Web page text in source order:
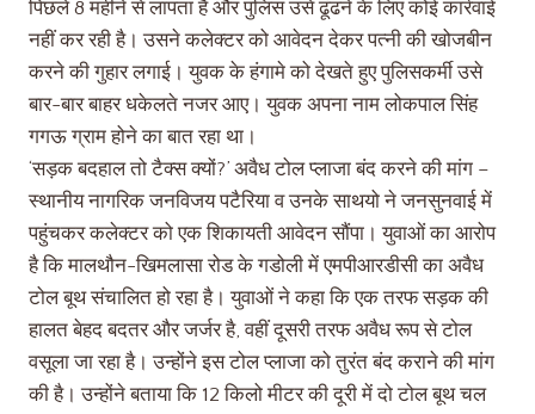
पिछले 8 महीने से लापता है और पुलिस उसे ढूंढने के लिए कोई कार्रवाई
नहीं कर रही है। उसने कलेक्टर को आवेदन देकर पत्नी की खोजबीन
करने की गुहार लगाई। युवक के हंगामे को देखते हुए पुलिसकर्मी उसे
बार-बार बाहर धकेलते नजर आए। युवक अपना नाम लोकपाल सिंह
गगऊ ग्राम होने का बात रहा था।
‘सड़क बदहाल तो टैक्स क्यों?’ अवैध टोल प्लाजा बंद करने की मांग –
स्थानीय नागरिक जनविजय पटैरिया व उनके साथयो ने जनसुनवाई में
पहुंचकर कलेक्टर को एक शिकायती आवेदन सौंपा। युवाओं का आरोप
है कि मालथौन-खिमलासा रोड के गडोली में एमपीआरडीसी का अवैध
टोल बूथ संचालित हो रहा है। युवाओं ने कहा कि एक तरफ सड़क की
हालत बेहद बदतर और जर्जर है, वहीं दूसरी तरफ अवैध रूप से टोल
वसूला जा रहा है। उन्होंने इस टोल प्लाजा को तुरंत बंद कराने की मांग
की है। उन्होंने बताया कि 12 किलो मीटर की दूरी में दो टोल बूथ चल